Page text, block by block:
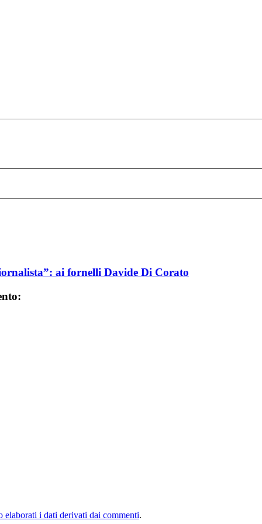
ai fornelli Davide Di Corato
elaborati i dati derivati dai commenti.